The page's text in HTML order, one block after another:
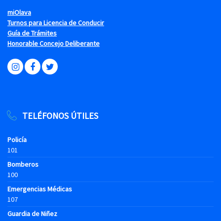
miOlava
Turnos para Licencia de Conducir
Guía de Trámites
Honorable Concejo Deliberante
TELÉFONOS ÚTILES
Policía
101
Bomberos
100
Emergencias Médicas
107
Guardia de Niñez